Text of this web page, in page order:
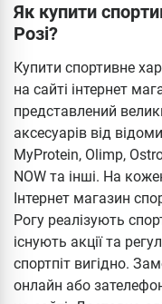
Як купити
Розі?
Купити спортивне
на сайті інтернет
представлений
аксесуарів від
MyProtein, Olimp,
NOW та інші. На
Інтернет магазин
Рогу реалізують
існують акції та
спортпіт вигідно.
онлайн або